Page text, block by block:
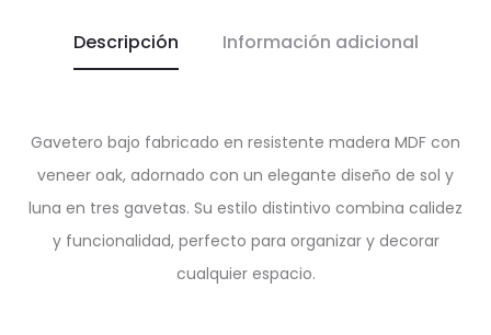
Descripción Información adicional
Gavetero bajo fabricado en resistente madera MDF con
veneer oak, adornado con un elegante diseño de sol y
luna en tres gavetas. Su estilo distintivo combina calidez
y funcionalidad, perfecto para organizar y decorar
cualquier espacio.